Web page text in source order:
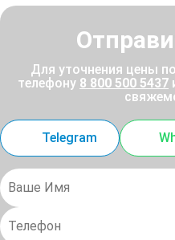
Для уточнения цены
телефону 8 800 500 5437
Telegram